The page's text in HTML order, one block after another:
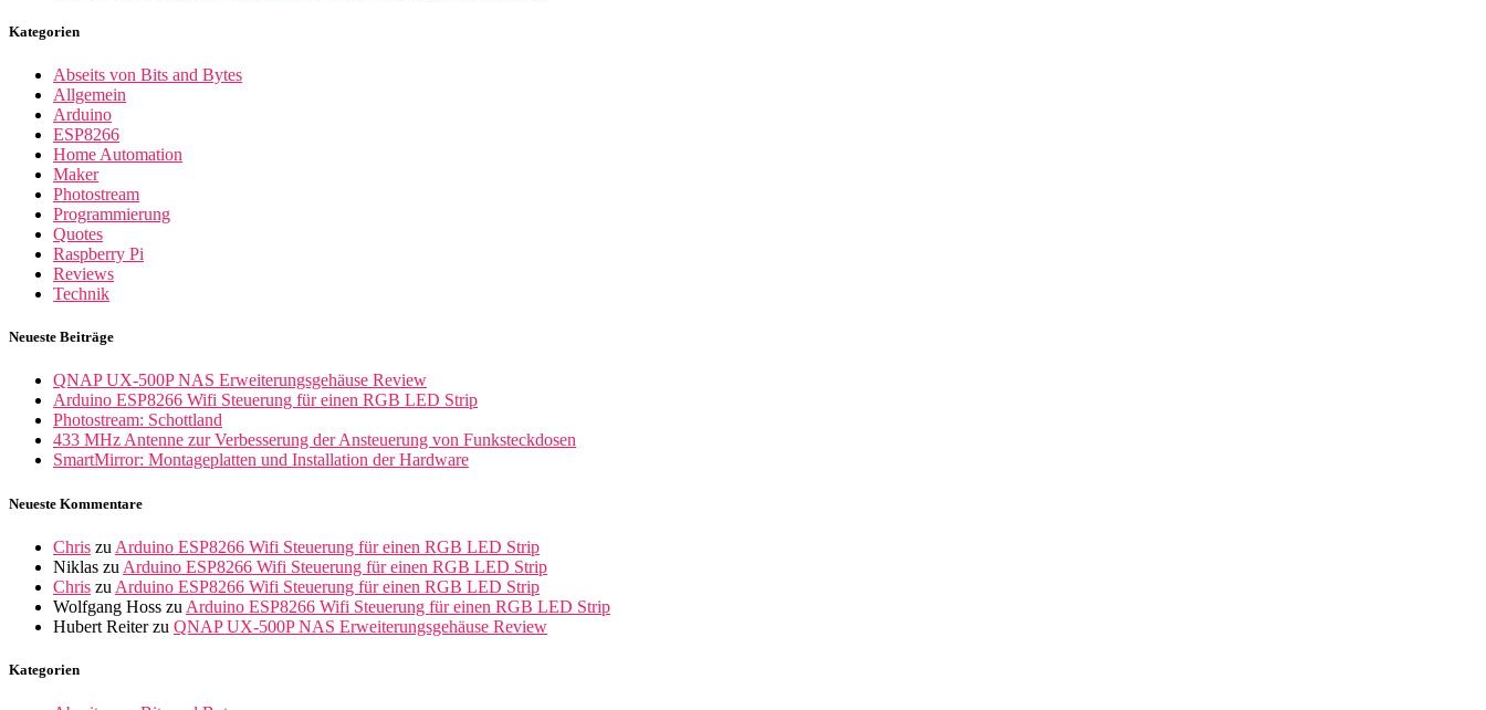
Kategorien
Abseits von Bits and Bytes
Allgemein
Arduino
ESP8266
Home Automation
Maker
Photostream
Programmierung
Quotes
Raspberry Pi
Reviews
Technik
Neueste Beiträge
QNAP UX-500P NAS Erweiterungsgehäuse Review
Arduino ESP8266 Wifi Steuerung für einen RGB LED Strip
Photostream: Schottland
433 MHz Antenne zur Verbesserung der Ansteuerung von Funksteckdosen
SmartMirror: Montageplatten und Installation der Hardware
Neueste Kommentare
Chris zu Arduino ESP8266 Wifi Steuerung für einen RGB LED Strip
Niklas zu Arduino ESP8266 Wifi Steuerung für einen RGB LED Strip
Chris zu Arduino ESP8266 Wifi Steuerung für einen RGB LED Strip
Wolfgang Hoss zu Arduino ESP8266 Wifi Steuerung für einen RGB LED Strip
Hubert Reiterzu QNAP UX-500P NAS Erweiterungsgehäuse Review
Kategorien